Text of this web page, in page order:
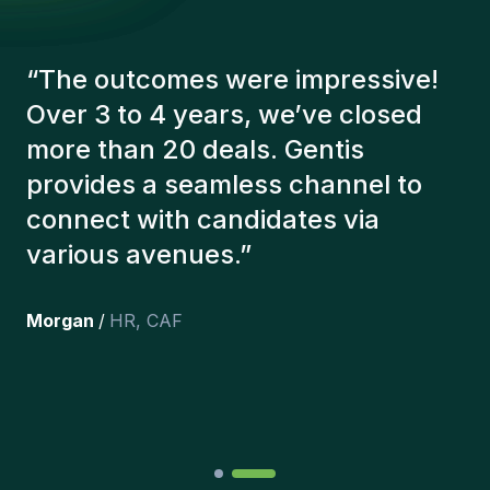
“The Gentis consultants have
always taken a number of factors
into account in order to present us
with the right candidates. The
people we've recruited are still
here, and personally I'm very
the team. ”